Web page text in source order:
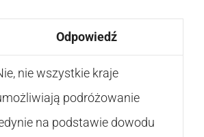
Odpowiedź
nie wszystkie kraje
podróżowanie
na podstawie dowodu